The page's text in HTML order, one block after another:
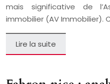
mais significative de
immobilier (AV Immobilier).
Lire la suite